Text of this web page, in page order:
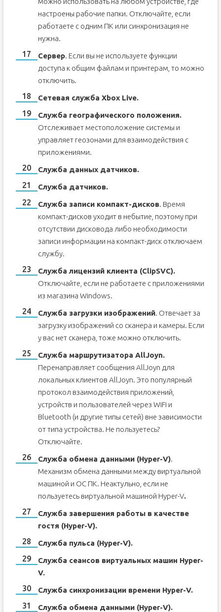
настроены рабочие папки. Отключайте, если
работаете с одним ПК или синхронизация не
нужна.
Сервер. Если вы не используете функции
доступа к общим файлам и принтерам, то можно
отключить.
Сетевая служба Xbox Live.
Служба географического положения.
Отслеживает местоположение системы и
управляет геозонами для взаимодействия с
приложениями.
Служба данных датчиков.
Служба датчиков.
Служба записи компакт-дисков. Время
компакт-дисков уходит в небытие, поэтому при
отсутствии дисковода либо необходимости
записи информации на компакт-диск отключаем
службу.
Служба лицензий клиента (ClipSVC).
Отключайте, если не работаете с приложениями
из магазина Windows.
Служба загрузки изображений. Отвечает за
загрузку изображений со сканера и камеры. Если
у вас нет сканера, тоже можно отключить.
Служба маршрутизатора AllJoyn.
Перенаправляет сообщения AllJoyn для
локальных клиентов AllJoyn. Это популярный
протокол взаимодействия приложений,
устройств и пользователей через WiFi и
Bluetooth (и другие типы сетей) вне зависимости
от типа устройства. Не пользуетесь?
Отключайте.
Служба обмена данными (Hyper-V).
Механизм обмена данными между виртуальной
машиной и ОС ПК. Неактульно, если не
пользуетесь виртуальной машиной Hyper-V.
Служба завершения работы в качестве
гостя (Hyper-V).
Служба пульса (Hyper-V).
Служба сеансов виртуальных машин Hyper-
V.
Служба синхронизации времени Hyper-V.
Служба обмена данными (Hyper-V).